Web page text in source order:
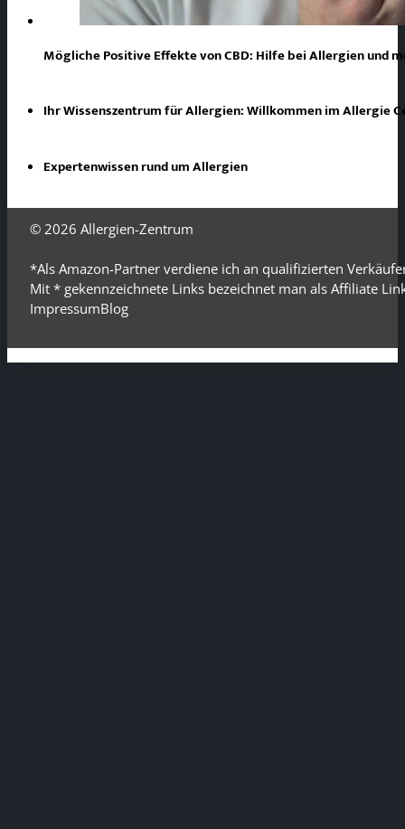
Mögliche Positive Effekte von CBD: Hilfe bei Allergien und
Ihr Wissenszentrum für Allergien: Willkommen im Allergie
Expertenwissen rund um Allergien
© 2026 Allergien-Zentrum
*Als Amazon-Partner verdiene ich an qualifizierten
Mit * gekennzeichnete Links bezeichnet man als Affiliate
ImpressumBlog